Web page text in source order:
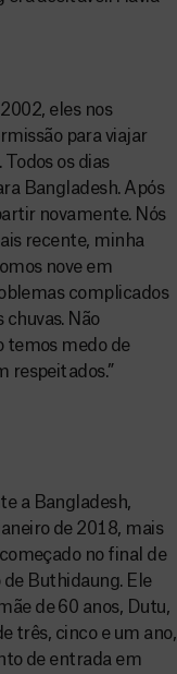
eles nos
para viajar
os dias
Bangladesh. Após
novamente. Nós
recente, minha
nove em
complicados
Não
temos medo de
respeitados.”
a Bangladesh,
de 2018, mais
no final de
Buthidaung. Ele
de 60 anos, Dutu,
três, cinco e um ano,
de entrada em